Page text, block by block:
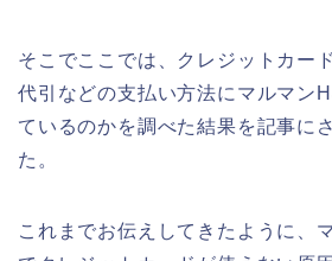
そこでここでは、クレジットカー
代引などの支払い方法にマルマン
ているのかを調べた結果を記事に
た。
これまでお伝えしてきたように、